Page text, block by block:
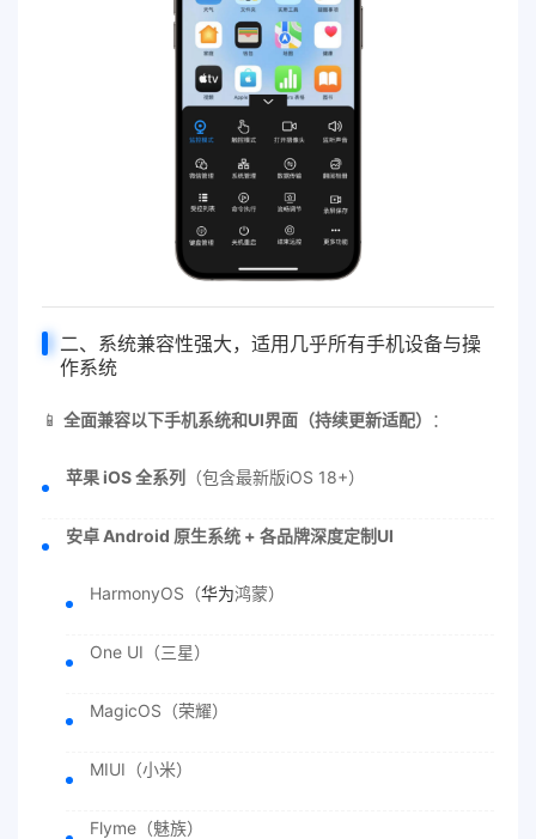
二、系统兼容性强大，适用几乎所有手机设备与操
作系统
📱 全面兼容以下手机系统和UI界面（持续更新适配） ：
苹果 iOS 全系列 （包含最新版iOS 18+）
安卓 Android 原生系统 + 各品牌深度定制UI
HarmonyOS（华为鸿蒙）
One UI（三星）
MagicOS（荣耀）
MIUI（小米）
Flyme（魅族）